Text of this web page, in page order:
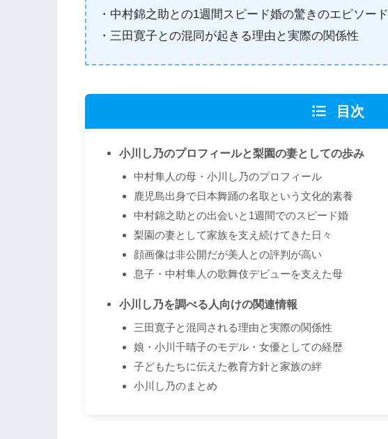
・中村錦之助との1週間スピード婚の驚きのエピソード
・三田寛子との混同が起きる理由と実際の関係性
目次
小川し乃のプロフィールと梨園の妻としての歩み
中村隼人の母・小川し乃のプロフィール
鹿児島出身で日本舞踊の名取という文化的素養
中村錦之助との出会いと1週間でのスピード婚
梨園の妻として家族を支え続けてきた日々
顔画像は非公開だが美人との評判が高い
息子・中村隼人の歌舞伎デビューを支えた母
小川し乃を調べる人向けの関連情報
三田寛子と混同される理由と実際の関係性
娘・小川千晴子のモデル・女優としての経歴
子どもたちに伝えた教育方針と家族の絆
小川し乃のまとめ